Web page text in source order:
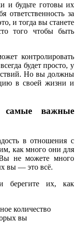
и будьте готовы их
ответственность за
и тогда вы станете
того чтобы быть
контролировать
будет просто, у
Но вы должны
в своей жизни и
самые важные
в отношения с
как много они для
Вы не можете много
вы — это всё.
берегите их, как
количество
вы